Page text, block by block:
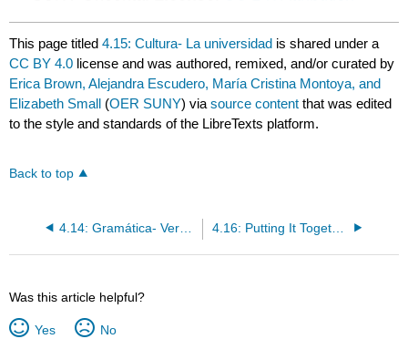
This page titled4.15: Cultura- La universidad is shared under a
CC BY 4.0 license and was authored, remixed, and/or curated by
Erica Brown, Alejandra Escudero, María Cristina Montoya, and
Elizabeth Small (OER SUNY) viasource content that was edited
to the style and standards of the LibreTexts platform.
Back to top
4.14: Gramática- Verbos irregulares en la forma de “yo” 4.16: Putting It Together- ¿Tienes prisa?
Was this article helpful?
Yes No